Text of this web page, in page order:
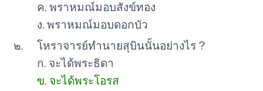
ค. พราหมณ์มอบสังข์ทอง
ง. พราหมณ์มอบดอกบัว
๒.
โหราจารย์ทำนายสุบินนั้นอย่างไร ?
ก. จะได้พระธิดา
ข. จะได้พระโอรส